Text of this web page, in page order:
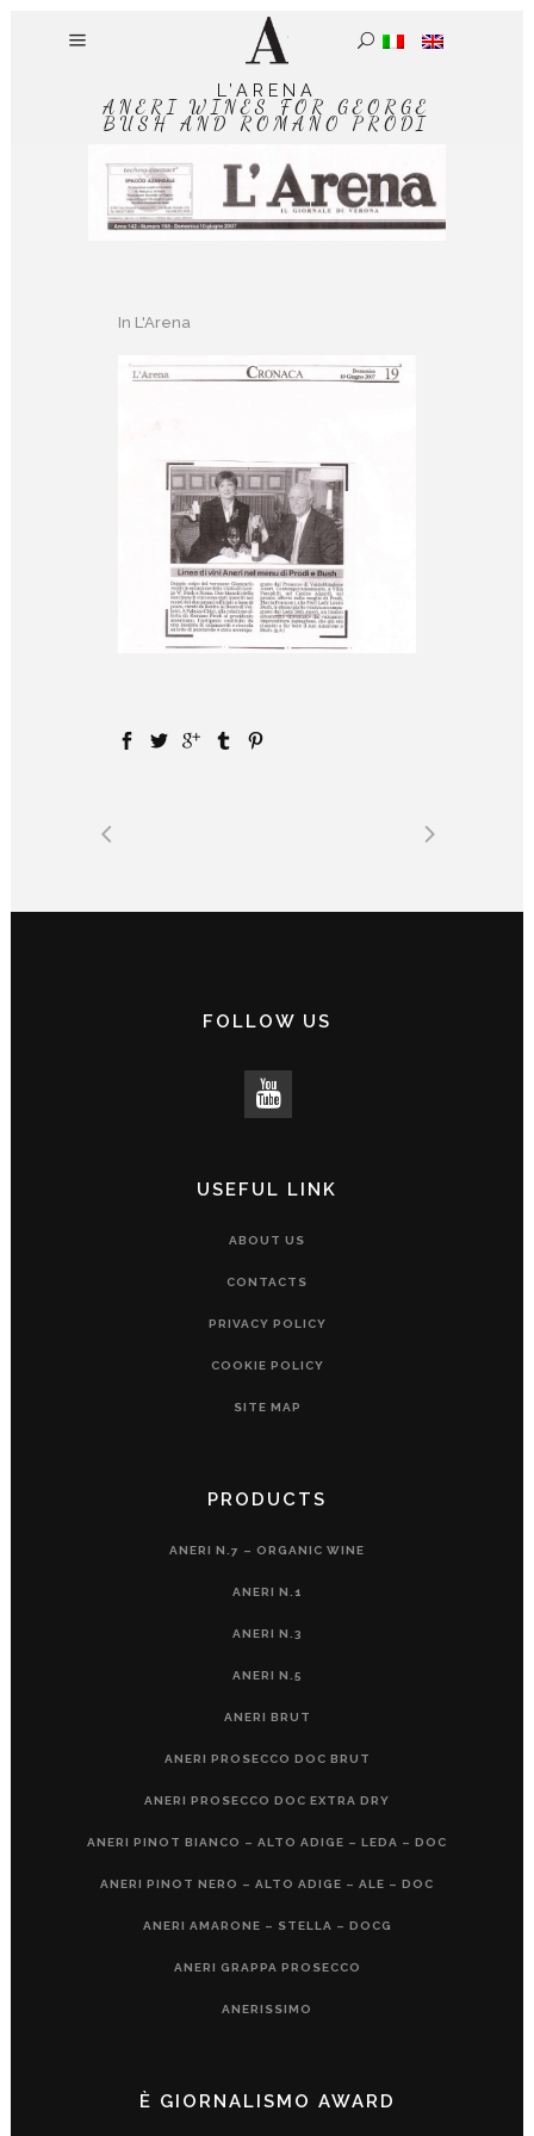
L’ARENA
ANERI WINES FOR GEORGE
BUSH AND ROMANO PRODI
In L'Arena
FOLLOW US
USEFUL LINK
ABOUT US
CONTACTS
PRIVACY POLICY
COOKIE POLICY
SITE MAP
PRODUCTS
ANERI N.7 – ORGANIC WINE
ANERI N.1
ANERI N.3
ANERI N.5
ANERI BRUT
ANERI PROSECCO DOC BRUT
ANERI PROSECCO DOC EXTRA DRY
ANERI PINOT BIANCO – ALTO ADIGE – LEDA – DOC
ANERI PINOT NERO – ALTO ADIGE – ALE – DOC
ANERI AMARONE – STELLA – DOCG
ANERI GRAPPA PROSECCO
ANERISSIMO
È GIORNALISMO AWARD